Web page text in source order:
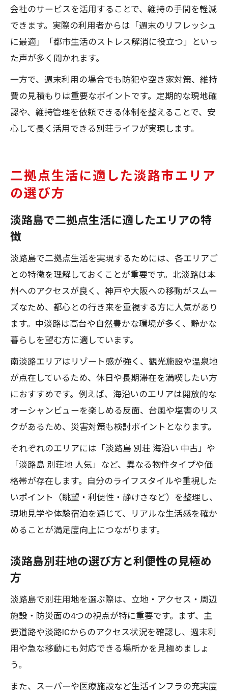
会社のサービスを活用することで、維持の手間を軽減
できます。実際の利用者からは「週末のリフレッシュ
に最適」「都市生活のストレス解消に役立つ」といっ
た声が多く聞かれます。
一方で、週末利用の場合でも防犯や空き家対策、維持
費の見積もりは重要なポイントです。定期的な現地確
認や、維持管理を依頼できる体制を整えることで、安
心して長く活用できる別荘ライフが実現します。
二拠点生活に適した淡路市エリア
の選び方
淡路島で二拠点生活に適したエリアの特
徴
淡路島で二拠点生活を実現するためには、各エリアご
との特徴を理解しておくことが重要です。北淡路は本
州へのアクセスが良く、神戸や大阪への移動がスムー
ズなため、都心との行き来を重視する方に人気があり
ます。中淡路は高台や自然豊かな環境が多く、静かな
暮らしを望む方に適しています。
南淡路エリアはリゾート感が強く、観光施設や温泉地
が点在しているため、休日や長期滞在を満喫したい方
におすすめです。例えば、海沿いのエリアは開放的な
オーシャンビューを楽しめる反面、台風や塩害のリス
クがあるため、災害対策も検討ポイントとなります。
それぞれのエリアには「淡路島 別荘 海沿い 中古」や
「淡路島 別荘地 人気」など、異なる物件タイプや価
格帯が存在します。自分のライフスタイルや重視した
いポイント（眺望・利便性・静けさなど）を整理し、
現地見学や体験宿泊を通じて、リアルな生活感を確か
めることが満足度向上につながります。
淡路島別荘地の選び方と利便性の見極め
方
淡路島で別荘用地を選ぶ際は、立地・アクセス・周辺
施設・防災面の4つの視点が特に重要です。まず、主
要道路や淡路ICからのアクセス状況を確認し、週末利
用や急な移動にも対応できる場所かを見極めましょ
う。
また、スーパーや医療施設など生活インフラの充実度